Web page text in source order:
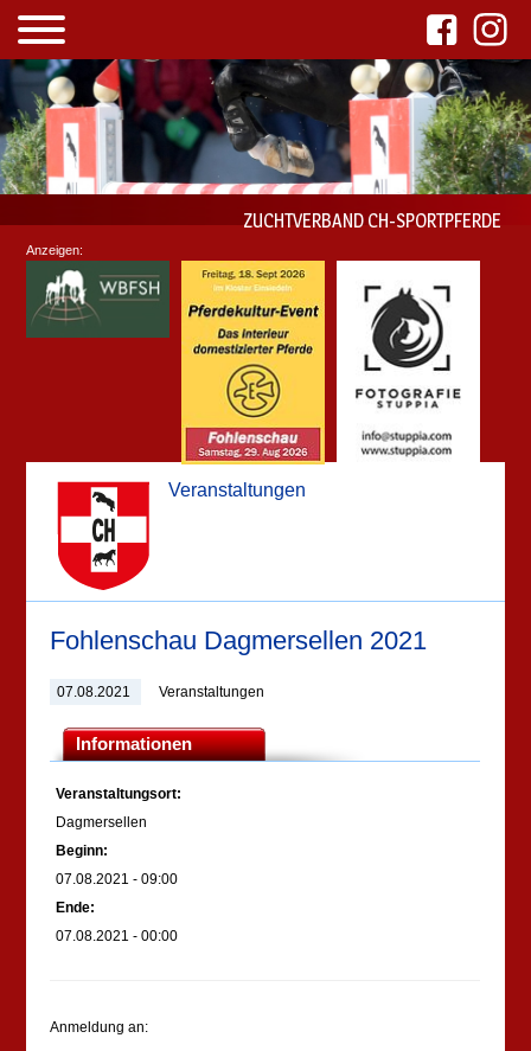
ZUCHTVERBAND CH-SPORTPFERDE
Veranstaltungen
Fohlenschau Dagmersellen 2021
07.08.2021 Veranstaltungen
Informationen
Veranstaltungsort:
Dagmersellen
Beginn:
07.08.2021 - 09:00
Ende:
07.08.2021 - 00:00
Anmeldung an:
Anzeigen: